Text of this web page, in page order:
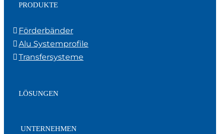
PRODUKTE
Förderbänder
Alu Systemprofile
Transfersysteme
LÖSUNGEN
UNTERNEHMEN